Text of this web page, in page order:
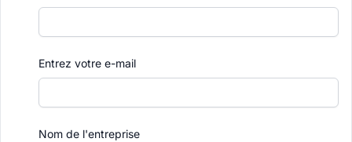
Entrez votre e-mail
Nom de l'entreprise